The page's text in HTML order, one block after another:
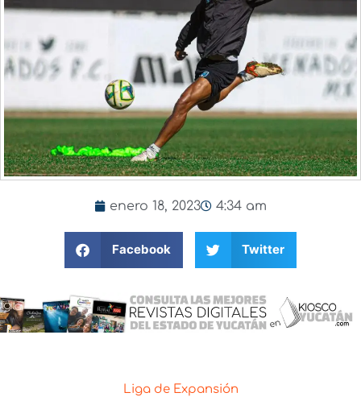
enero 18, 2023 4:34 am
Facebook Twitter
Liga de Expansión